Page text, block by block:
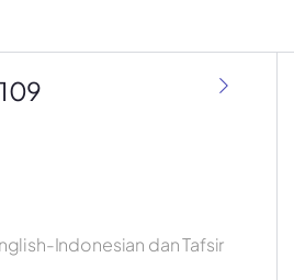
Indonesian dan Tafsir